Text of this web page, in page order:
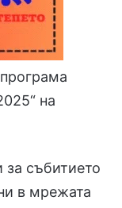
на
за събитието
в мрежата